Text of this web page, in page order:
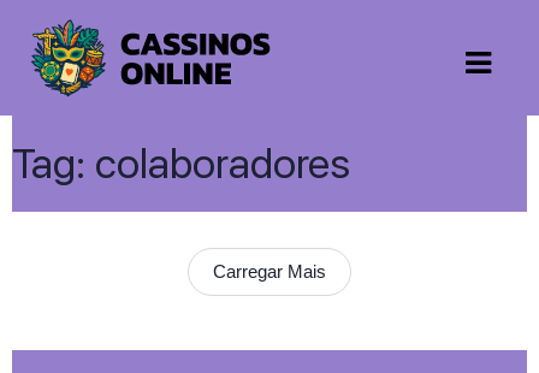
Tag: colaboradores
Carregar Mais